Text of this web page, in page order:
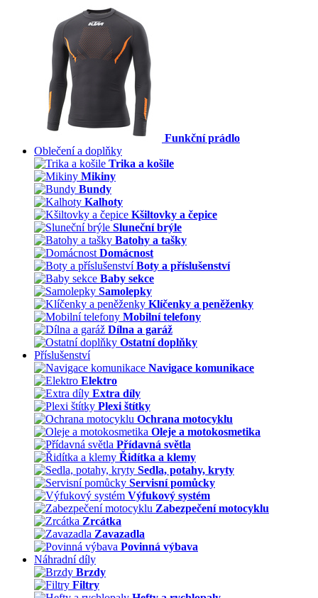
Funkční prádlo
Oblečení a doplňky
Trika a košile
Mikiny
Bundy
Kalhoty
Kšiltovky a čepice
Sluneční brýle
Batohy a tašky
Domácnost
Boty a příslušenství
Baby sekce
Samolepky
Klíčenky a peněženky
Mobilní telefony
Dílna a garáž
Ostatní doplňky
Příslušenství
Navigace komunikace
Elektro
Extra díly
Plexi štítky
Ochrana motocyklu
Oleje a motokosmetika
Přídavná světla
Řidítka a klemy
Sedla, potahy, kryty
Servisní pomůcky
Výfukový systém
Zabezpečení motocyklu
Zrcátka
Zavazadla
Povinná výbava
Náhradní díly
Brzdy
Filtry